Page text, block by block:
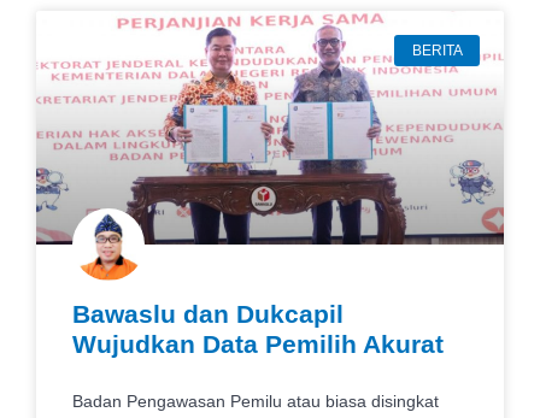
BERITA
Bawaslu dan Dukcapil
Wujudkan Data Pemilih Akurat
Badan Pengawasan Pemilu atau biasa disingkat